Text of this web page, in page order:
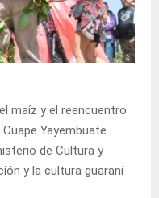
maíz y el reencuentro
Yayembuate
de Cultura y
y la cultura guaraní